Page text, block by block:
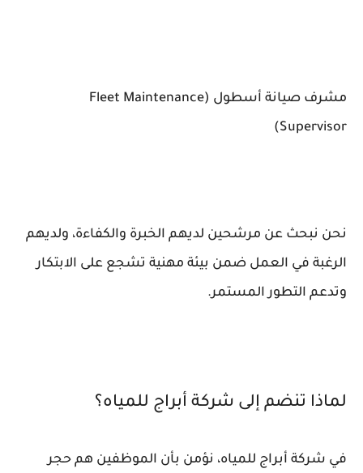
مشرف صيانة أسطول (Fleet Maintenance
Supervisor)
نحن نبحث عن مرشحين لديهم الخبرة والكفاءة، ولديهم
الرغبة في العمل ضمن بيئة مهنية تشجع على الابتكار
وتدعم التطور المستمر.
لماذا تنضم إلى شركة أبراج للمياه؟
في شركة أبراج للمياه، نؤمن بأن الموظفين هم حجر